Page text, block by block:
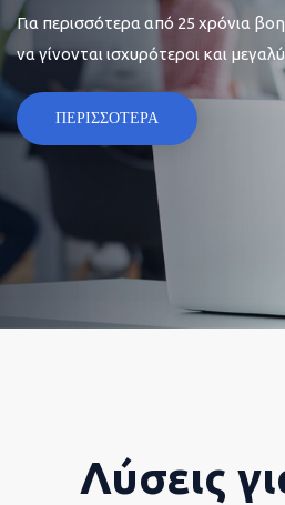
Για περισσότερα από 25 χρόνια
να γίνονται ισχυρότεροι και
ΠΕΡΙΣΣΟΤΕΡΑ
Λύσεις